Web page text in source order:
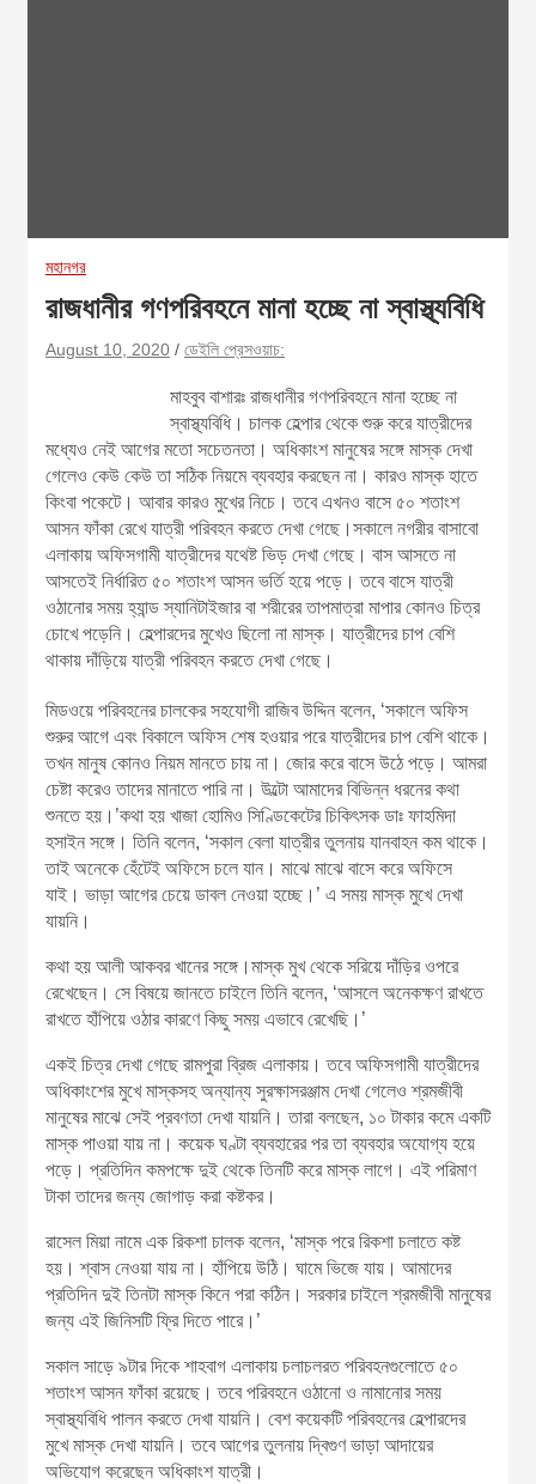
মহানগর
রাজধানীর গণপরিবহনে মানা হচ্ছে না স্বাস্থ্যবিধি
August 10, 2020 ডেইলি প্রেসওয়াচ:
মাহবুব বাশারঃ রাজধানীর গণপরিবহনে মানা হচ্ছে না
স্বাস্থ্যবিধি। চালক হেল্পার থেকে শুরু করে যাত্রীদের
মধ্যেও নেই আগের মতো সচেতনতা। অধিকাংশ মানুষের সঙ্গে মাস্ক দেখা
গেলেও কেউ কেউ তা সঠিক নিয়মে ব্যবহার করছেন না। কারও মাস্ক হাতে
কিংবা পকেটে। আবার কারও মুখের নিচে। তবে এখনও বাসে ৫০ শতাংশ
আসন ফাঁকা রেখে যাত্রী পরিবহন করতে দেখা গেছে।সকালে নগরীর বাসাবো
এলাকায় অফিসগামী যাত্রীদের যথেষ্ট ভিড় দেখা গেছে। বাস আসতে না
আসতেই নির্ধারিত ৫০ শতাংশ আসন ভর্তি হয়ে পড়ে। তবে বাসে যাত্রী
ওঠানোর সময় হ্যান্ড স্যানিটাইজার বা শরীরের তাপমাত্রা মাপার কোনও চিত্র
চোখে পড়েনি। হেল্পারদের মুখেও ছিলো না মাস্ক। যাত্রীদের চাপ বেশি
থাকায় দাঁড়িয়ে যাত্রী পরিবহন করতে দেখা গেছে।
মিডওয়ে পরিবহনের চালকের সহযোগী রাজিব উদ্দিন বলেন, ‘সকালে অফিস
শুরুর আগে এবং বিকালে অফিস শেষ হওয়ার পরে যাত্রীদের চাপ বেশি থাকে।
তখন মানুষ কোনও নিয়ম মানতে চায় না। জোর করে বাসে উঠে পড়ে। আমরা
চেষ্টা করেও তাদের মানাতে পারি না। উল্টো আমাদের বিভিন্ন ধরনের কথা
শুনতে হয়।’কথা হয় খাজা হোমিও সিণ্ডিকেটের চিকিৎসক ডাঃ ফাহমিদা
হসাইন সঙ্গে। তিনি বলেন, ‘সকাল বেলা যাত্রীর তুলনায় যানবাহন কম থাকে।
তাই অনেকে হেঁটেই অফিসে চলে যান। মাঝে মাঝে বাসে করে অফিসে
যাই। ভাড়া আগের চেয়ে ডাবল নেওয়া হচ্ছে।’ এ সময় মাস্ক মুখে দেখা
যায়নি।
কথা হয় আলী আকবর খানের সঙ্গে।মাস্ক মুখ থেকে সরিয়ে দাঁড়ির ওপরে
রেখেছেন। সে বিষয়ে জানতে চাইলে তিনি বলেন, ‘আসলে অনেকক্ষণ রাখতে
রাখতে হাঁপিয়ে ওঠার কারণে কিছু সময় এভাবে রেখেছি।’
একই চিত্র দেখা গেছে রামপুরা ব্রিজ এলাকায়। তবে অফিসগামী যাত্রীদের
অধিকাংশের ‍মুখে মাস্কসহ অন্যান্য সুরক্ষাসরঞ্জাম দেখা গেলেও শ্রমজীবী
মানুষের মাঝে সেই প্রবণতা দেখা যায়নি। তারা বলছেন, ১০ টাকার কমে একটি
মাস্ক পাওয়া যায় না। কয়েক ঘণ্টা ব্যবহারের পর তা ব্যবহার অযোগ্য হয়ে
পড়ে। প্রতিদিন কমপক্ষে দুই থেকে তিনটি করে মাস্ক লাগে। এই পরিমাণ
টাকা তাদের জন্য জোগাড় করা কষ্টকর।
রাসেল মিয়া নামে এক রিকশা চালক বলেন, ‘মাস্ক পরে রিকশা চলাতে কষ্ট
হয়। শ্বাস নেওয়া যায় না। হাঁপিয়ে উঠি। ঘামে ভিজে যায়। আমাদের
প্রতিদিন দুই তিনটা মাস্ক কিনে পরা কঠিন। সরকার চাইলে শ্রমজীবী মানুষের
জন্য এই জিনিসটি ফ্রি দিতে পারে।’
সকাল সাড়ে ৯টার দিকে শাহবাগ এলাকায় চলাচলরত পরিবহনগুলোতে ৫০
শতাংশ আসন ফাঁকা রয়েছে। তবে পরিবহনে ওঠানো ও নামানোর সময়
স্বাস্থ্যবিধি পালন করতে দেখা যায়নি। বেশ কয়েকটি পরিবহনের হেল্পারদের
মুখে মাস্ক দেখা যায়নি। তবে আগের তুলনায় দ্বিগুণ ভাড়া আদায়ের
অভিযোগ করেছেন অধিকাংশ যাত্রী।